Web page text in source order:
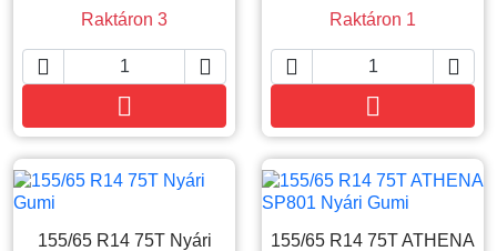
Raktáron 3
 

Raktáron 1
 

155/65 R14 75T Nyári
155/65 R14 75T ATHENA